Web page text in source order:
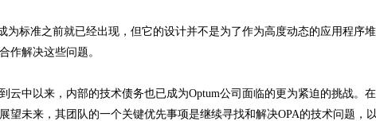
为标准之前就已经出现，但它的设计并不是为了作为高度动态的应用程序
作解决这些问题。
云中以来，内部的技术债务也已成为Optum公司面临的更为紧迫的挑战。
望未来，其团队的一个关键优先事项是继续寻找和解决OPA的技术问题，